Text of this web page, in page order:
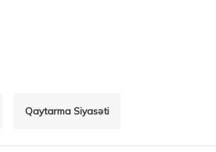
Qaytarma Siyasəti